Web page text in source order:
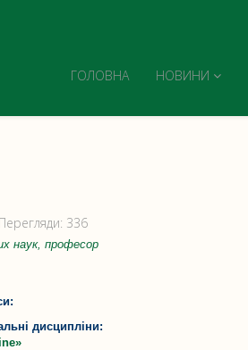
ГОЛОВНА НОВИНИ
Перегляди: 336
наук, професор
дисципліни: